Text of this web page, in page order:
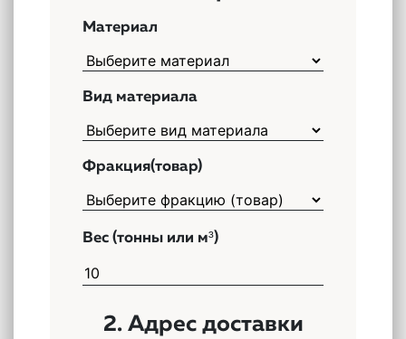
Материал
Вид материала
Фракция(товар)
Вес (тонны или м³)
2. Адрес доставки